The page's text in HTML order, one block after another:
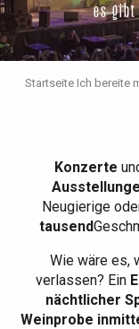
es gibt
Startseite Ich bereite
Konzerte
Neugierige
tausend
Wie wäre es,
verlassen? Ein
nächtlicher
Weinprobe